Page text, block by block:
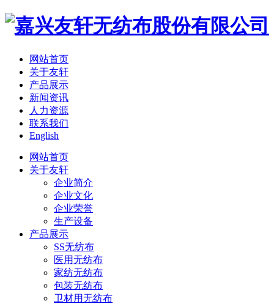
网站首页
关于友轩
产品展示
新闻资讯
人力资源
联系我们
English
网站首页
关于友轩
企业简介
企业文化
企业荣誉
生产设备
产品展示
SS无纺布
医用无纺布
家纺无纺布
包装无纺布
卫材用无纺布